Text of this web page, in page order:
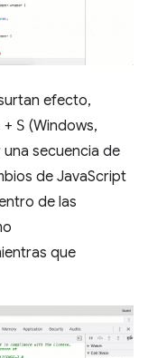
efecto,
+ S (Windows,
una secuencia de
de JavaScript
de las
que